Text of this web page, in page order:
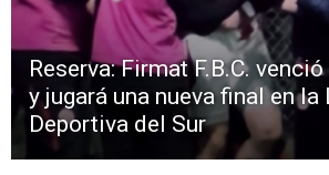
Reserva: Firmat F.B.C.
y jugará una nueva final en la
Deportiva del Sur